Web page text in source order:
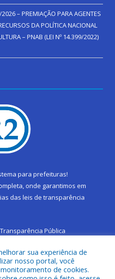
– PREMIAÇÃO PARA AGENTES
DA POLÍTICA NACIONAL
– PNAB (LEI Nº 14.399/2022)
para prefeituras!
onde garantimos em
das leis de transparência
Pública
sua experiência de
nosso portal, você
de cookies.